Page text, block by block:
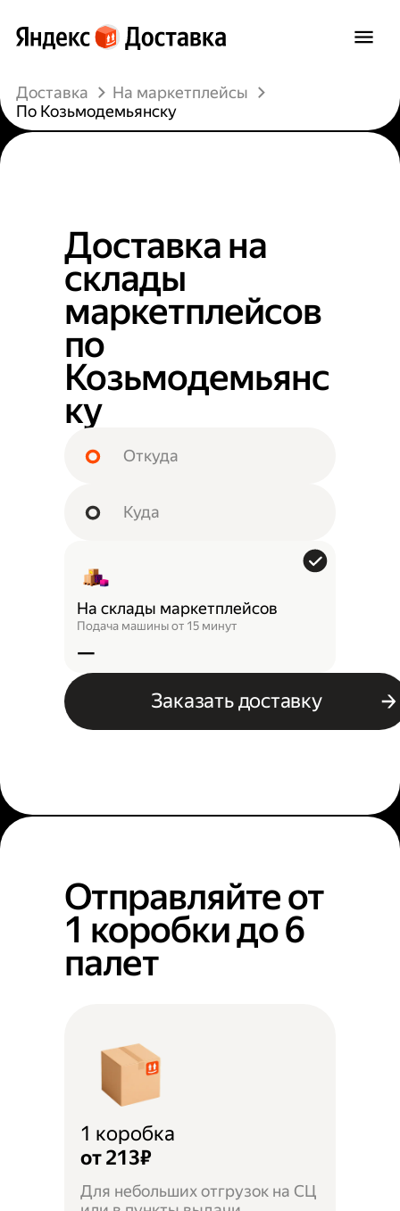
Доставка
На маркетплейсы
По Козьмодемьянску
Доставка на
склады
маркетплейсов
по
Козьмодемьянс
ку
На склады маркетплейсов
Подача машины от 15 минут
—
Заказать доставку
Отправляйте от
1 коробки до 6
палет
1 коробка
от 213₽
Для небольших отгрузок на СЦ